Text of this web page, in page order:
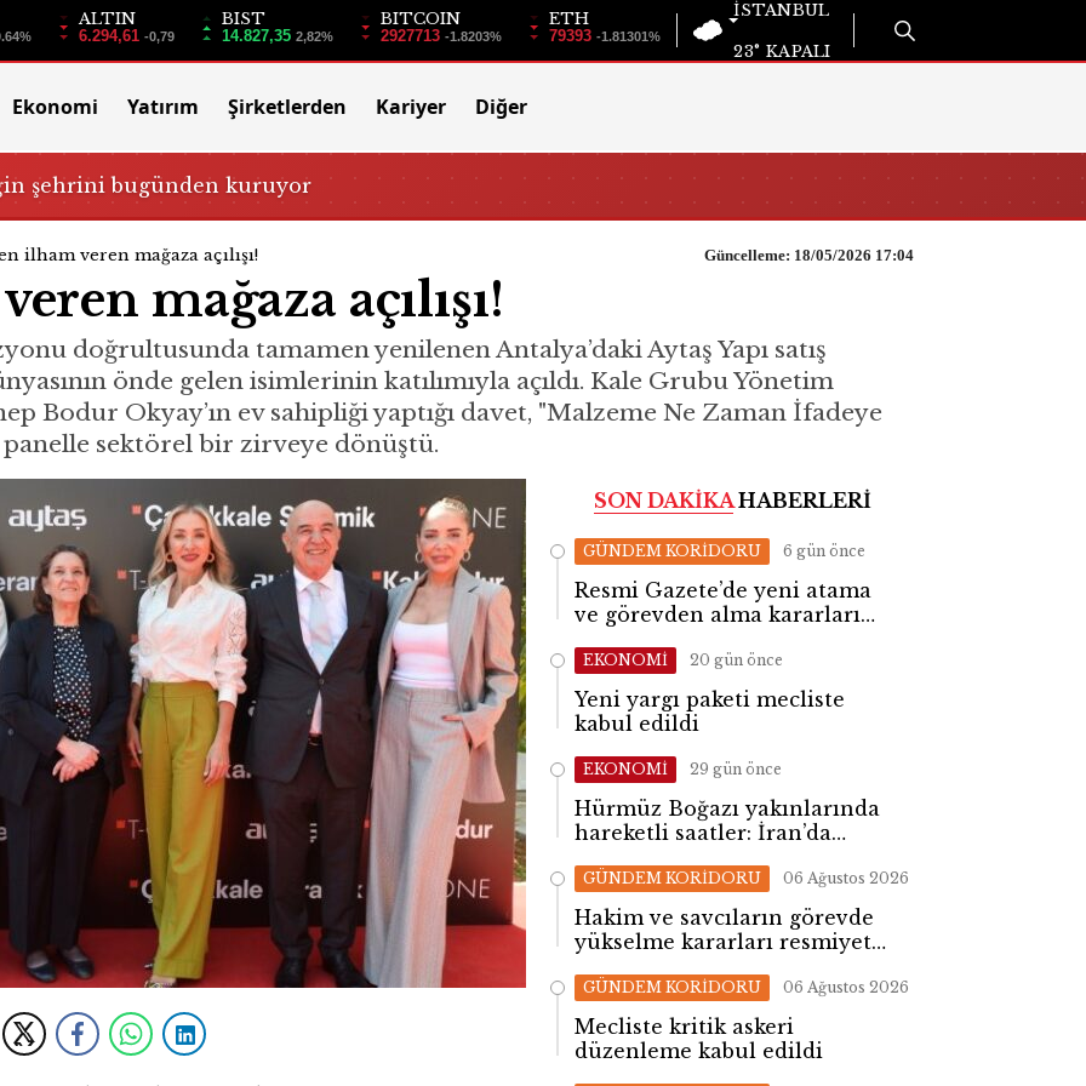
ALTIN
6.294,61 -0,79
BIST
14.827,35 2,82%
BITCOIN
2927713 -1.8203%
ETH
79393 -1.81301%
İSTANBUL
23° KAPALI
Ekonomi Yatırım Şirketlerden Kariyer Diğer
şehrini bugünden kuruyor
ilham veren mağaza açılışı! Güncelleme: 18/05/2026 17:04
mağaza açılışı!
doğrultusunda tamamen yenilenen Antalya’daki Aytaş Yapı satış
önde gelen isimlerinin katılımıyla açıldı. Kale Grubu Yönetim
Bodur Okyay’ın ev sahipliği yaptığı davet, "Malzeme Ne Zaman İfadeye
sektörel bir zirveye dönüştü.
SON DAKİKAHABERLERİ
GÜNDEM KORİDORU 6 gün önce
Resmi Gazete’de yeni atama
ve görevden alma kararları
EKONOMİ 20 gün önce
Yeni yargı paketi mecliste
kabul edildi
EKONOMİ 29 gün önce
Hürmüz Boğazı yakınlarında
hareketli saatler: İran’da
GÜNDEM KORİDORU 06 Ağustos 2026
Hakim ve savcıların görevde
yükselme kararları resmiyet
GÜNDEM KORİDORU 06 Ağustos 2026
Mecliste kritik askeri
düzenleme kabul edildi